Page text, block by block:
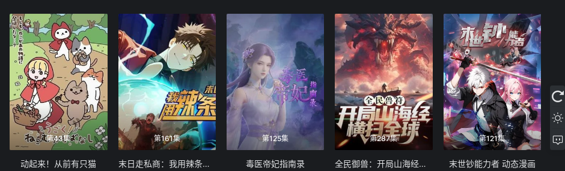
第43集
动起来！从前有只猫
第161集
末日走私商：我用辣条换金砖动态漫画
第125集
毒医帝妃指南录
第287集
全民御兽：开局山海经，我横扫全球
第121集
末世钞能力者 动态漫画